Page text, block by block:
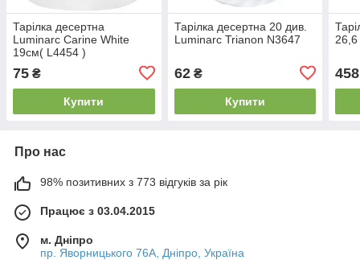
Тарілка десертна
Luminarc Carine White
19см( L4454 )
75 ₴
Купити
Тарілка десертна 20 див.
Luminarc Trianon N3647
62₴
Купити
458
Про нас
98% позитивних з 773 відгуків за рік
Працює з 03.04.2015
м. Дніпро
пр. Яворницького 76А, Дніпро, Україна